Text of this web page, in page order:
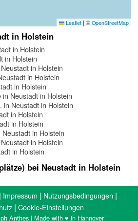
Leaflet | © OpenStreetMap
in Holstein
in Holstein
in Holstein
in Holstein
in Holstein
in Holstein
Neustadt in Holstein
Neustadt in Holstein
in Holstein
in Holstein
in Holstein
in Holstein
in Holstein
bei Neustadt in Holstein
| Impressum | Nutzungsbedingungen |
| Cookie-Einstellungen
Anthes | Made with ♥ in Hannover